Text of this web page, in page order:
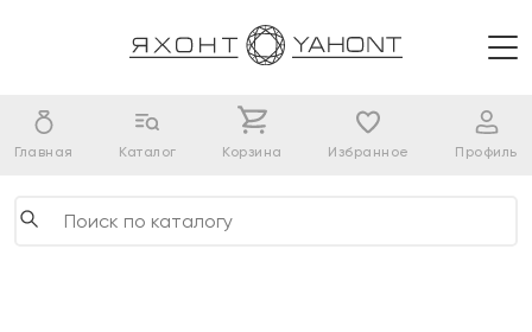
Главная Каталог Корзина Избранное Профиль